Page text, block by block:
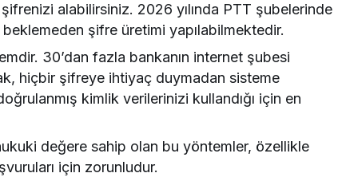
alabilirsiniz. 2026 yılında PTT şubelerinde
şifre üretimi yapılabilmektedir.
30’dan fazla bankanın internet şubesi
hiçbir şifreye ihtiyaç duymadan sisteme
kimlik verilerinizi kullandığı için en
değere sahip olan bu yöntemler, özellikle
için zorunludur.